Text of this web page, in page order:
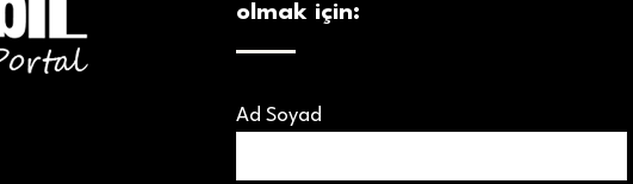
olmak için:
Ad Soyad